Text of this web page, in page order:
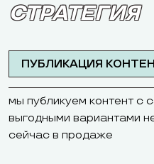
СТРАТЕГИЯ
ПУБЛИКАЦИЯ
мы публикуем контент с
выгодными вариантами
сейчас в продаже